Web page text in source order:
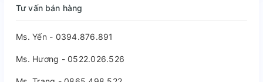
Tư vấn bán hàng
Ms. Yến - 0394.876.891
Ms. Hương - 0522.026.526